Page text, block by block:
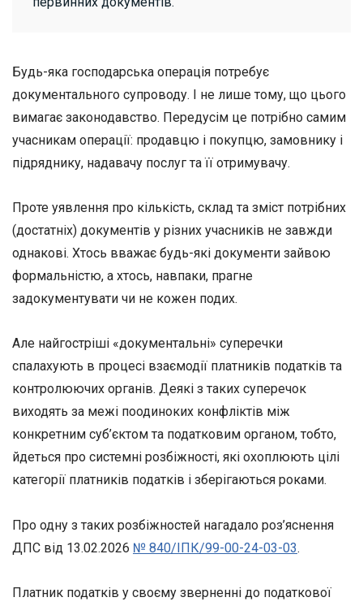
Будь-яка господарська операція потребує
документального супроводу. І не лише тому, що цього
вимагає законодавство. Передусім це потрібно самим
учасникам операції: продавцю і покупцю, замовнику і
підряднику, надавачу послуг та її отримувачу.
Проте уявлення про кількість, склад та зміст потрібних
(достатніх) документів у різних учасників не завжди
однакові. Хтось вважає будь-які документи зайвою
формальністю, а хтось, навпаки, прагне
задокументувати чи не кожен подих.
Але найгостріші «документальні» суперечки
спалахують в процесі взаємодії платників податків та
контролюючих органів. Деякі з таких суперечок
виходять за межі поодиноких конфліктів між
конкретним суб’єктом та податковим органом, тобто,
йдеться про системні розбіжності, які охоплюють цілі
категорії платників податків і зберігаються роками.
Про одну з таких розбіжностей нагадало роз’яснення
ДПС від 13.02.2026 № 840/ІПК/99-00-24-03-03.
Платник податків у своєму зверненні до податкової